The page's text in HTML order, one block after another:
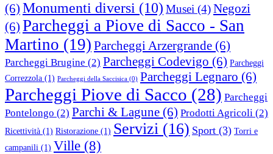
(6) Monumenti diversi (10) Musei (4)Negozi
(6) Parcheggi a Piove di Sacco - San
Martino (19) Parcheggi Arzergrande (6)
Parcheggi Brugine (2) Parcheggi Codevigo (6) Parcheggi
Correzzola (1) Parcheggi della Saccisica (0) Parcheggi Legnaro (6)
Parcheggi Piove di Sacco (28) Parcheggi
Pontelongo (2) Parchi & Lagune (6) Prodotti Agricoli (2)
Ricettività (1) Ristorazione (1) Servizi (16) Sport (3) Torri e
campanili (1) Ville (8)